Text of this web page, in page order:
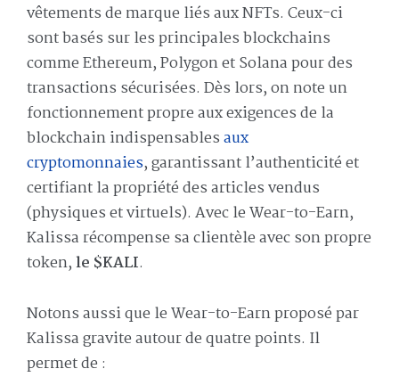
vêtements de marque liés aux NFTs. Ceux-ci
sont basés sur les principales blockchains
comme Ethereum, Polygon et Solana pour des
transactions sécurisées. Dès lors, on note un
fonctionnement propre aux exigences de la
blockchain indispensablesaux
cryptomonnaies, garantissant l’authenticité et
certifiant la propriété des articles vendus
(physiques et virtuels). Avec le Wear-to-Earn,
Kalissa récompense sa clientèle avec son propre
token,le $KALI.
Notons aussi que le Wear-to-Earn proposé par
Kalissa gravite autour de quatre points. Il
permet de :